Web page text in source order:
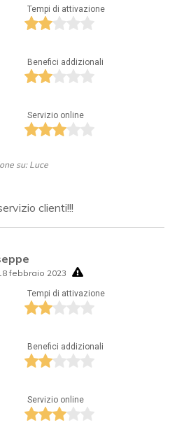
Tempi di attivazione
Benefici addizionali
Servizio online
su: Luce
clienti!!!
febbraio 2023
Tempi di attivazione
Benefici addizionali
Servizio online